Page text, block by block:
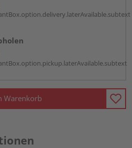
Warenkorb